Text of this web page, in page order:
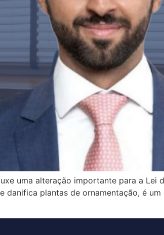
uma alteração importante para a Lei
danifica plantas de ornamentação, é